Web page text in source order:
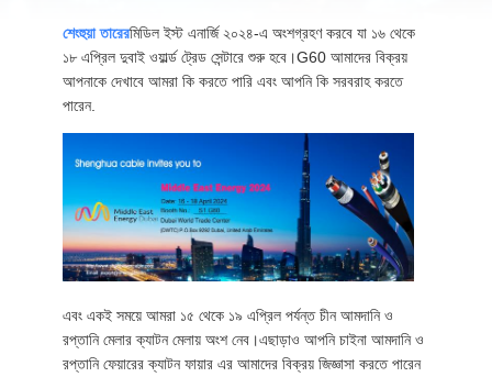
নিয়ন্ত্রণ
আমাদের
যোগাযোগ
BLOG
শেংহুয়া তারেরমিডিল ইস্ট এনার্জি ২০২৪-এ অংশগ্রহণ করবে যা ১৬ থেকে
১৮ এপ্রিল দুবাই ওয়ার্ল্ড ট্রেড সেন্টারে শুরু হবে।G60 আমাদের বিক্রয়
আপনাকে দেখাবে আমরা কি করতে পারি এবং আপনি কি সরবরাহ করতে
পারেন.
এবং একই সময়ে আমরা ১৫ থেকে ১৯ এপ্রিল পর্যন্ত চীন আমদানি ও
রপ্তানি মেলার ক্যাটন মেলায় অংশ নেব।এছাড়াও আপনি চাইনা আমদানি ও
রপ্তানি ফেয়ারের ক্যাটন ফায়ার এর আমাদের বিক্রয় জিজ্ঞাসা করতে পারেন